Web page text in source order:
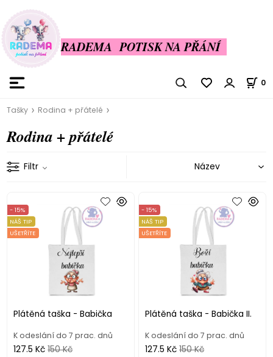
RADEMA POTISK NA PŘÁNÍ
0
Tašky Rodina + přátelé
Rodina + přátelé
Filtr
Plátěná taška - Babička
- 15%
NÁŠ TIP
UŠETŘÍTE
K odeslání do 7 prac. dnů
127.5 Kč 150 Kč
Plátěná taška - Babička II.
- 15%
NÁŠ TIP
UŠETŘÍTE
K odeslání do 7 prac. dnů
127.5 Kč 150 Kč